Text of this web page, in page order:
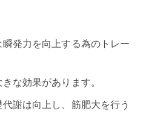
発力を向上する為のトレー
な効果があります。
謝は向上し、筋肥大を行う